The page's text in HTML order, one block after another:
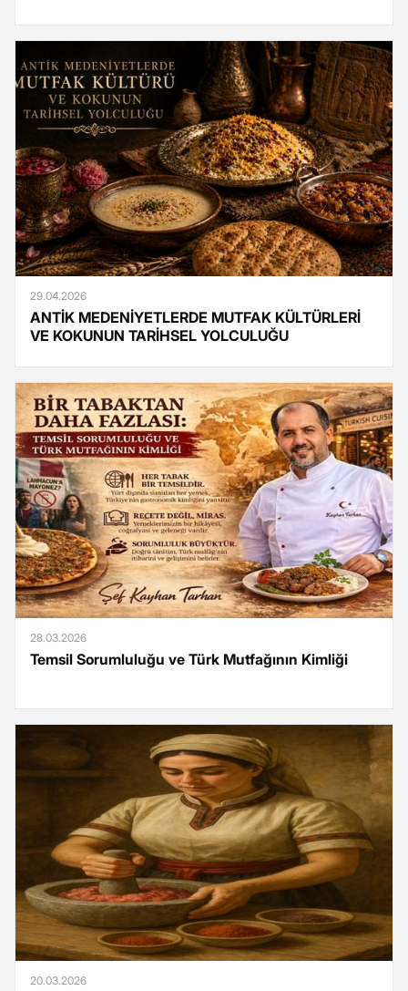
29.04.2026
ANTİK MEDENİYETLERDE MUTFAK KÜLTÜRLERİ
VE KOKUNUN TARİHSEL YOLCULUĞU
28.03.2026
Temsil Sorumluluğu ve Türk Mutfağının Kimliği
20.03.2026